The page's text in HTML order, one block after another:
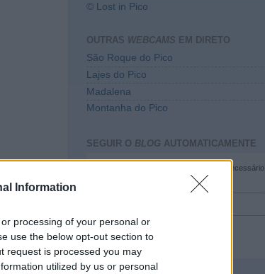
Information
processing of your personal or
use the below opt-out section to
request is processed you may
utilized by us or personal
© Lost in Pico
OUTRAS WEBCAMS EM DIRETO
São Roque do Pico
Lajes do Pico
Madalena
Montanha do Pico
SEGUIR O BLOG AUTOMATICAMENTE
campo necessário